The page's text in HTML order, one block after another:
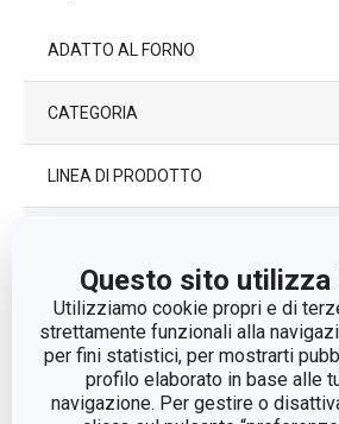
Questo sito utilizza
Utilizziamo cookie propri e di
strettamente funzionali alla
per fini statistici, per mostrarti
profilo elaborato in base alle
navigazione. Per gestire o
ADATTO AL FORNO
CATEGORIA
LINEA DI PRODOTTO
COLORE
PFOA FREE